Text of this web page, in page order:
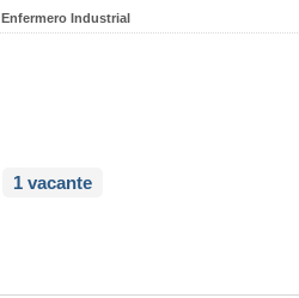
Enfermero Industrial
1 vacante